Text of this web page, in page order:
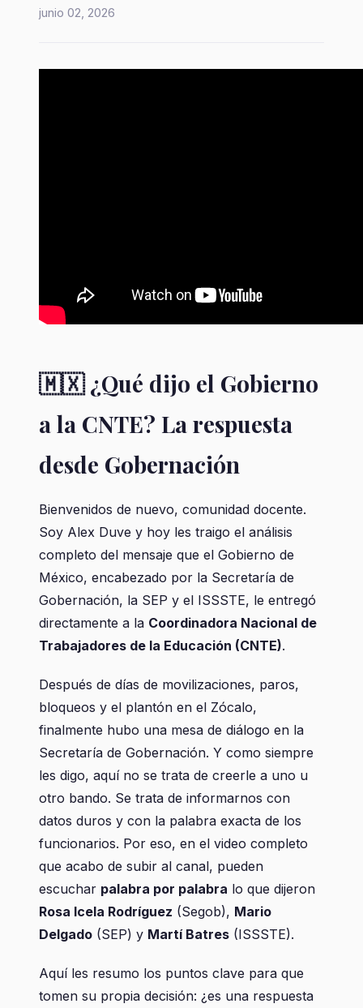
junio 02, 2026
🇲🇽 ¿Qué dijo el Gobierno
a la CNTE? La respuesta
desde Gobernación
Bienvenidos de nuevo, comunidad docente.
Soy Alex Duve y hoy les traigo el análisis
completo del mensaje que el Gobierno de
México, encabezado por la Secretaría de
Gobernación, la SEP y el ISSSTE, le entregó
directamente a la Coordinadora Nacional de
Trabajadores de la Educación (CNTE).
Después de días de movilizaciones, paros,
bloqueos y el plantón en el Zócalo,
finalmente hubo una mesa de diálogo en la
Secretaría de Gobernación. Y como siempre
les digo, aquí no se trata de creerle a uno u
otro bando. Se trata de informarnos con
datos duros y con la palabra exacta de los
funcionarios. Por eso, en el video completo
que acabo de subir al canal, pueden
escuchar palabra por palabra lo que dijeron
Rosa Icela Rodríguez (Segob), Mario
Delgado (SEP) y Martí Batres (ISSSTE).
Aquí les resumo los puntos clave para que
tomen su propia decisión: ¿es una respuesta